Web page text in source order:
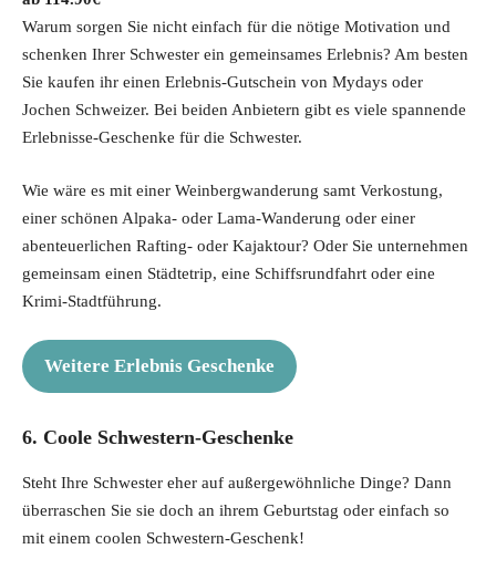
Warum sorgen Sie nicht einfach für die nötige Motivation und
schenken Ihrer Schwester ein gemeinsames Erlebnis? Am besten
Sie kaufen ihr einen Erlebnis-Gutschein von Mydays oder
Jochen Schweizer. Bei beiden Anbietern gibt es viele spannende
Erlebnisse-Geschenke für die Schwester.
Wie wäre es mit einer Weinbergwanderung samt Verkostung,
einer schönen Alpaka- oder Lama-Wanderung oder einer
abenteuerlichen Rafting- oder Kajaktour? Oder Sie unternehmen
gemeinsam einen Städtetrip, eine Schiffsrundfahrt oder eine
Krimi-Stadtführung.
Weitere Erlebnis Geschenke
6. Coole Schwestern-Geschenke
Steht Ihre Schwester eher auf außergewöhnliche Dinge? Dann
überraschen Sie sie doch an ihrem Geburtstag oder einfach so
mit einem coolen Schwestern-Geschenk!